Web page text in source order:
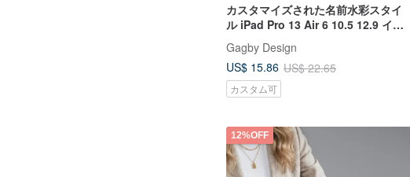
カスタマイズされた名前水彩スタイ
ル iPad Pro 13 Air 6 10.5 12.9 イン
Gagby Design
US$ 15.86 US$ 22.65
カスタム可
12%OFF